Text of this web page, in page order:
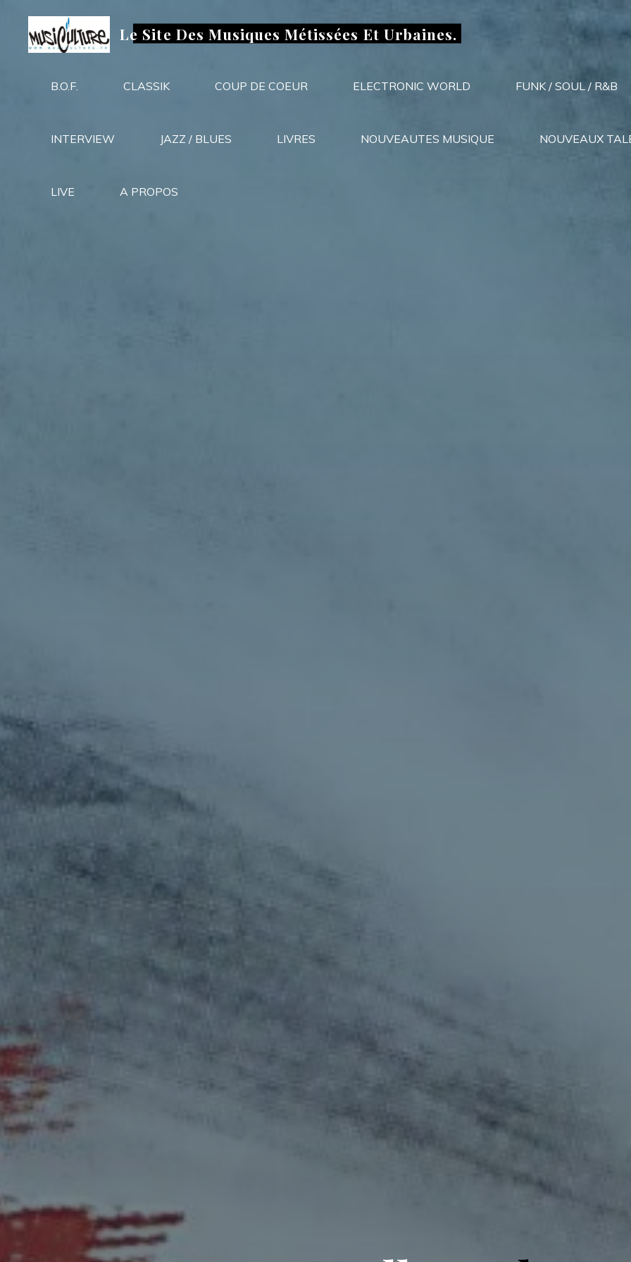
contenu
Le Site Des Musiques Métissées Et Urbaines.
B.O.F. CLASSIK COUP DE COEUR ELECTRONIC WORLD FUNK / SOUL / R&B
INTERVIEW JAZZ / BLUES LIVRES NOUVEAUTES MUSIQUE NOUVEAUX
LIVE A PROPOS